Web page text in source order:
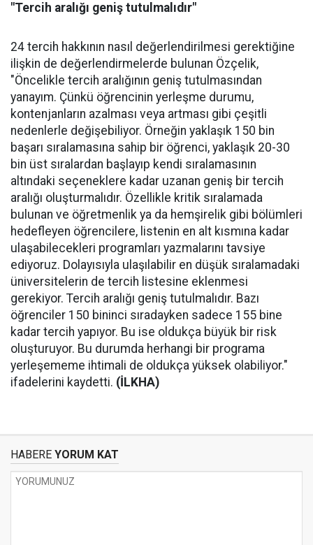
"Tercih aralığı geniş tutulmalıdır"
24 tercih hakkının nasıl değerlendirilmesi gerektiğine
ilişkin de değerlendirmelerde bulunan Özçelik,
"Öncelikle tercih aralığının geniş tutulmasından
yanayım. Çünkü öğrencinin yerleşme durumu,
kontenjanların azalması veya artması gibi çeşitli
nedenlerle değişebiliyor. Örneğin yaklaşık 150 bin
başarı sıralamasına sahip bir öğrenci, yaklaşık 20-30
bin üst sıralardan başlayıp kendi sıralamasının
altındaki seçeneklere kadar uzanan geniş bir tercih
aralığı oluşturmalıdır. Özellikle kritik sıralamada
bulunan ve öğretmenlik ya da hemşirelik gibi bölümleri
hedefleyen öğrencilere, listenin en alt kısmına kadar
ulaşabilecekleri programları yazmalarını tavsiye
ediyoruz. Dolayısıyla ulaşılabilir en düşük sıralamadaki
üniversitelerin de tercih listesine eklenmesi
gerekiyor. Tercih aralığı geniş tutulmalıdır. Bazı
öğrenciler 150 bininci sıradayken sadece 155 bine
kadar tercih yapıyor. Bu ise oldukça büyük bir risk
oluşturuyor. Bu durumda herhangi bir programa
yerleşememe ihtimali de oldukça yüksek olabiliyor."
ifadelerini kaydetti. (İLKHA)
HABERE YORUM KAT